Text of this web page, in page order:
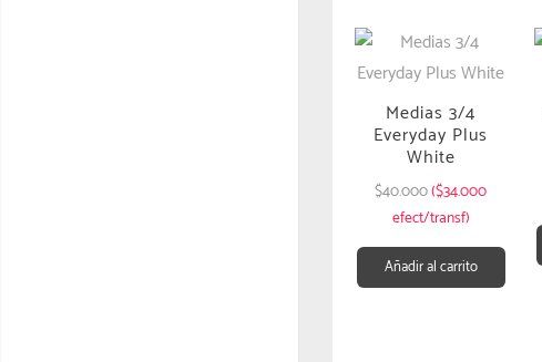
Medias 3/4
Everyday Plus
White
$40.000($34.000
efect/transf)
Añadir al carrito